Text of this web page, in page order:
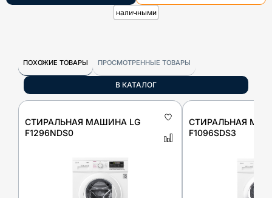
наличными
ПОХОЖИЕ ТОВАРЫ ПРОСМОТРЕННЫЕ ТОВАРЫ
В КАТАЛОГ
СТИРАЛЬНАЯ МАШИНА LG
F1296NDS0
СТИРАЛЬНАЯ
F1096SDS3